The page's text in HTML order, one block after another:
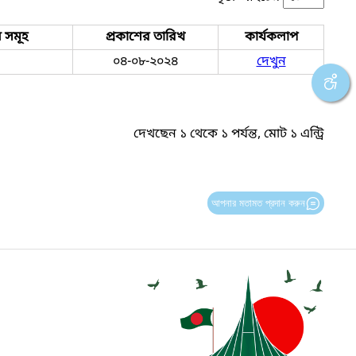
সমূহ প্রকাশের তারিখ
কার্যকলাপ
০৪-০৮-২০২৪
দেখুন
দেখছেন ১ থেকে ১ পর্যন্ত, মোট ১ এন্ট্রি
আপনার মতামত প্রদান করুন